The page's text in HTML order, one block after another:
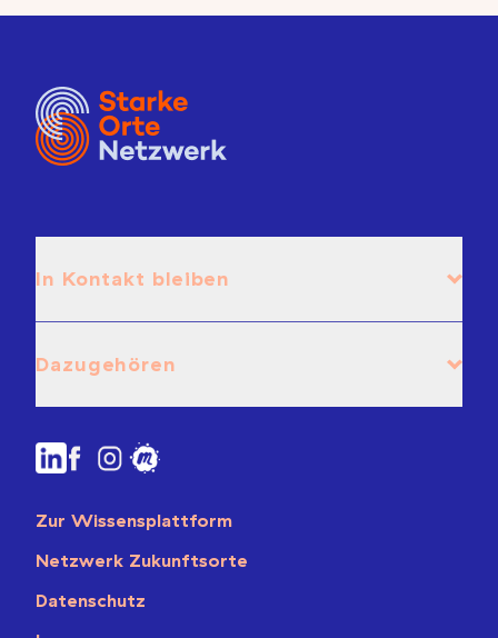
In Kontakt bleiben
Dazugehören
Zur Wissensplattform
Netzwerk Zukunftsorte
Datenschutz